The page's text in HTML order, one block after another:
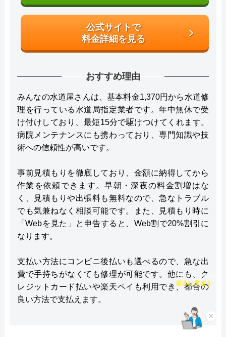
公式サイトで
料金詳細を見る
おすすめ理由
みんなの水道屋さんは、基本料金1,370円から水道修
理を行っている水道局指定業者です。年中無休で受
け付けしており、最短15分で駆けつけてくれます。
病院メンテナンスにも携わっており、専門知識や技
術への信頼性が高いです。
事前見積もりを徹底しており、金額に納得してから
作業を依頼できます。早朝・深夜の料金割増はな
く、見積もりや出張料も無料なので、急なトラブル
でも気兼ねなく相談可能です。また、見積もり時に
「Webを見た」と申告すると、Web割で20%割引に
なります。
支払い方法にコンビニ後払いも選べるので、急な出
費で手持ちがなくても修理が可能です。他にも、ク
レジットカード払いや楽天ペイも利用でき、都合の
良い方法で支払えます。
×
チャット診断で
最適な業者を